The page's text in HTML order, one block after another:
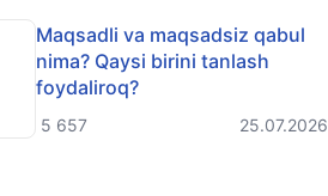
Maqsadli va maqsadsiz qabul
nima? Qaysi birini tanlash
foydaliroq?
5 657 25.07.2026